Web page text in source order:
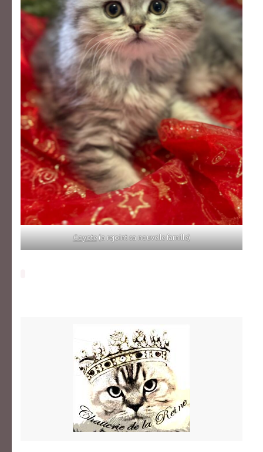
Coyote(a rejoint sa nouvelle famille)